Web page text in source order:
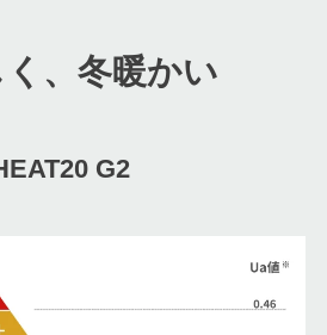
、冬暖かい
G2